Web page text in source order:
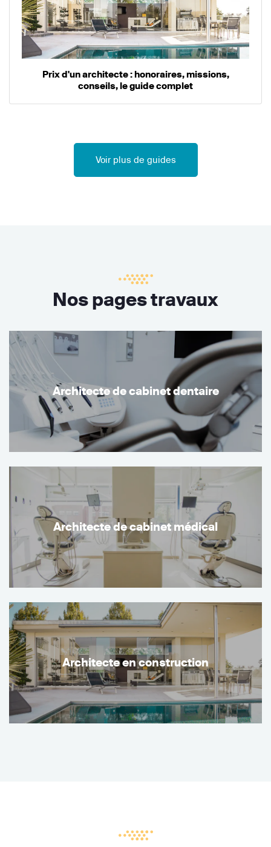
Prix d'un architecte : honoraires, missions,
conseils, le guide complet
Voir plus de guides
Nos pages travaux
Architecte de cabinet dentaire
Architecte de cabinet médical
Architecte en construction